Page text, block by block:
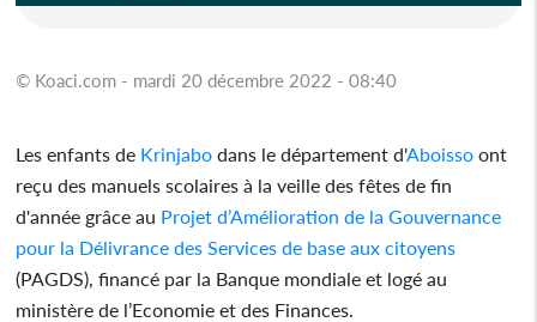
© Koaci.com - mardi 20 décembre 2022 - 08:40
Les enfants de Krinjabo dans le département d'Aboisso ont
reçu des manuels scolaires à la veille des fêtes de fin
d'année grâce au Projet d’Amélioration de la Gouvernance
pour la Délivrance des Services de base aux citoyens
(PAGDS), financé par la Banque mondiale et logé au
ministère de l’Economie et des Finances.